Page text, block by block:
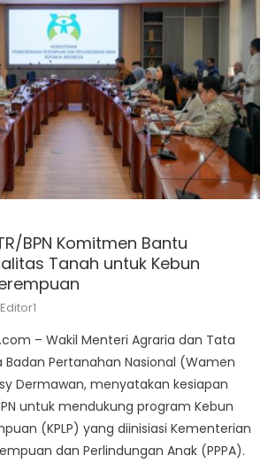
BPN Komitmen Bantu
Tanah untuk Kebun
Author
Editor1
– Wakil Menteri Agraria dan Tata
Badan Pertanahan Nasional (Wamen
Dermawan, menyatakan kesiapan
untuk mendukung program Kebun
(KPLP) yang diinisiasi Kementerian
dan Perlindungan Anak (PPPA).